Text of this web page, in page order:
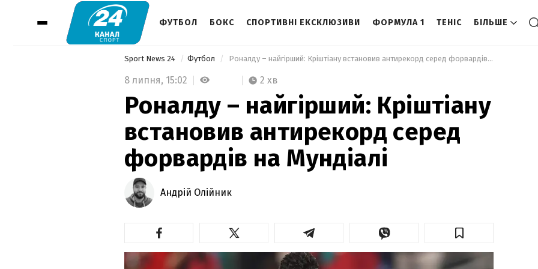
ФУТБОЛ БОКС СПОРТИВНІ ЕКСКЛЮЗИВИ ФОРМУЛА 1 ТЕНІС БІЛЬШЕ
Sport News 24 Футбол Роналду – найгірший: Кріштіану встановив антирекорд серед форвардів на Мундіалі
8 липня, 15:02 2 хв
Роналду – найгірший: Кріштіану
встановив антирекорд серед
форвардів на Мундіалі
Андрій Олійник